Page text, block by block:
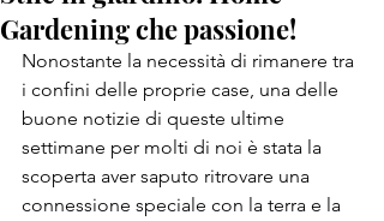
Gardening che passione!
Nonostante la necessità di rimanere tra
i confini delle proprie case, una delle
buone notizie di queste ultime
settimane per molti di noi è stata la
scoperta aver saputo ritrovare una
connessione speciale con la terra e la